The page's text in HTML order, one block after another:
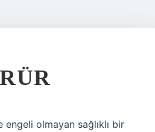
olmayan sağlıklı bir